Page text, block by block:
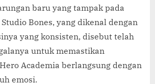
baru yang tampak pada
Bones, yang dikenal dengan
yang konsisten, disebut telah
untuk memastikan
Academia berlangsung dengan
emosi.